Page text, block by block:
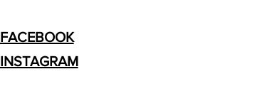
FACEBOOK
INSTAGRAM